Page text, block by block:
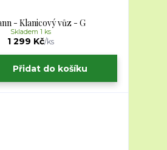
- Klanicový vůz - G
1 299 Kč/ks
Skladem 1 ks
Přidat do košíku